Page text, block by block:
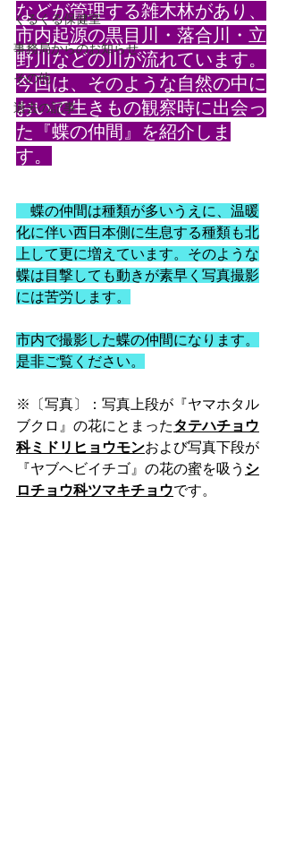
くるくる保健室
事務局からのお知らせ
その他
過去の記事
などが管理する雑木林があり、
市内起源の黒目川・落合川・立
野川などの川が流れています。
今回は、そのような自然の中に
おいて生きもの観察時に出会っ
た『蝶の仲間』を紹介しま
す。
蝶の仲間は種類が多いうえに、温暖
化に伴い西日本側に生息する種類も北
上して更に増えています。そのような
蝶は目撃しても動きが素早く写真撮影
には苦労します。
市内で撮影した蝶の仲間になります。
是非ご覧ください。
※〔写真〕：写真上段が『ヤマホタル
ブクロ』の花にとまったタテハチョウ
科ミドリヒョウモンおよび写真下段が
『ヤブヘビイチゴ』の花の蜜を吸う シ
ロチョウ科ツマキチョウです。